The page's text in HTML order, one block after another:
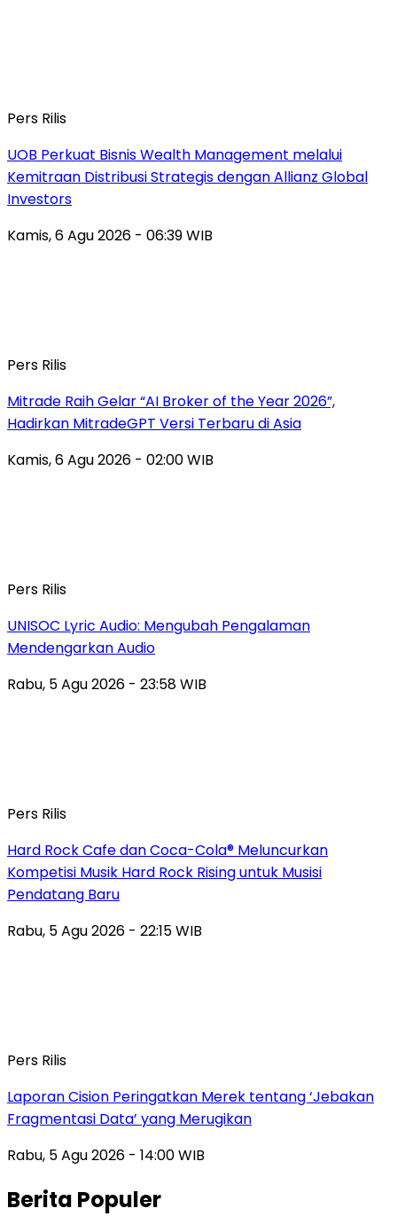
Pers Rilis
UOB Perkuat Bisnis Wealth Management melalui
Kemitraan Distribusi Strategis dengan Allianz Global
Investors
Kamis, 6 Agu 2026 - 06:39 WIB
Pers Rilis
Mitrade Raih Gelar “AI Broker of the Year 2026”,
Hadirkan MitradeGPT Versi Terbaru di Asia
Kamis, 6 Agu 2026 - 02:00 WIB
Pers Rilis
UNISOC Lyric Audio: Mengubah Pengalaman
Mendengarkan Audio
Rabu, 5 Agu 2026 - 23:58 WIB
Pers Rilis
Hard Rock Cafe dan Coca-Cola® Meluncurkan
Kompetisi Musik Hard Rock Rising untuk Musisi
Pendatang Baru
Rabu, 5 Agu 2026 - 22:15 WIB
Pers Rilis
Laporan Cision Peringatkan Merek tentang ‘Jebakan
Fragmentasi Data’ yang Merugikan
Rabu, 5 Agu 2026 - 14:00 WIB
Berita Populer